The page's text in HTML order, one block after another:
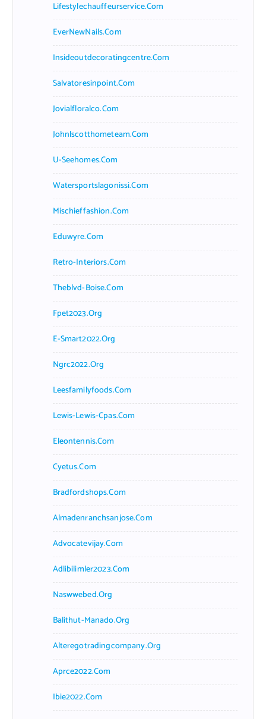
Lifestylechauffeurservice.com
EverNewNails.com
Insideoutdecoratingcentre.com
Salvatoresinpoint.com
Jovialfloralco.com
Johnlscotthometeam.com
U-Seehomes.com
Watersportslagonissi.com
Mischieffashion.com
Eduwyre.com
Retro-Interiors.com
Theblvd-Boise.com
Fpet2023.org
E-Smart2022.org
Ngrc2022.org
Leesfamilyfoods.com
Lewis-Lewis-Cpas.com
Eleontennis.com
Cyetus.com
Bradfordshops.com
Almadenranchsanjose.com
Advocatevijay.com
Adlibilimler2023.com
Naswwebed.org
Balithut-Manado.org
Alteregotradingcompany.org
Aprce2022.com
Ibie2022.com